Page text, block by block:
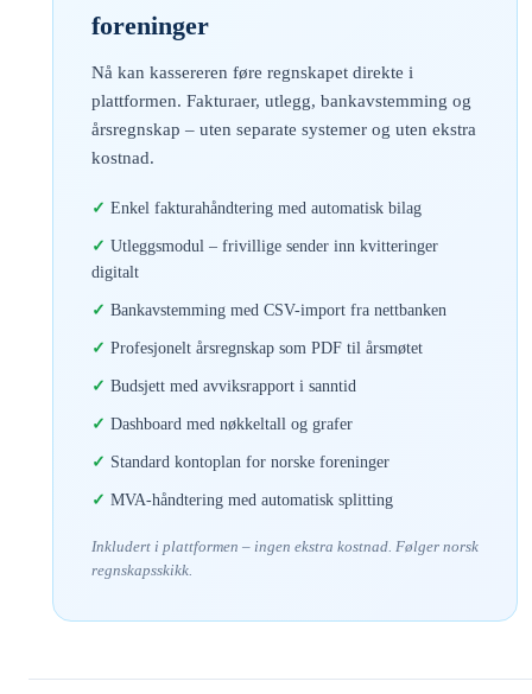
foreninger
Nå kan kassereren føre regnskapet direkte i
plattformen. Fakturaer, utlegg, bankavstemming og
årsregnskap – uten separate systemer og uten ekstra
kostnad.
Enkel fakturahåndtering med automatisk bilag
Utleggsmodul – frivillige sender inn kvitteringer
digitalt
Bankavstemming med CSV-import fra nettbanken
Profesjonelt årsregnskap som PDF til årsmøtet
Budsjett med avviksrapport i sanntid
Dashboard med nøkkeltall og grafer
Standard kontoplan for norske foreninger
MVA-håndtering med automatisk splitting
Inkludert i plattformen – ingen ekstra kostnad. Følger norsk
regnskapsskikk.